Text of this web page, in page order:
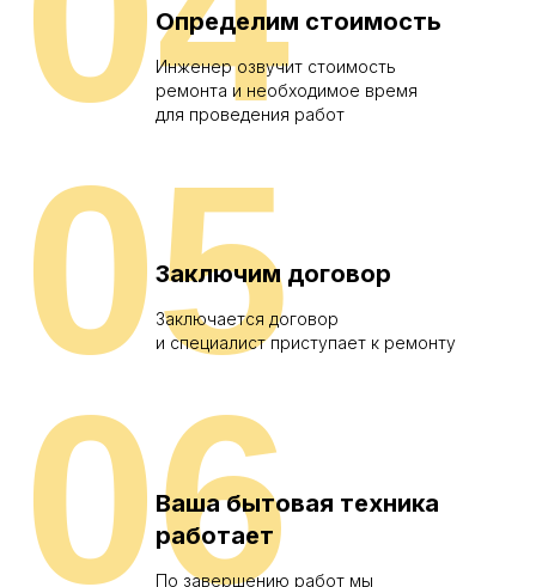
Определим стоимость
Инженер озвучит стоимость
ремонта и необходимое время
для проведения работ
Заключим договор
Заключается договор
и специалист приступает к ремонту
05
Ваша бытовая техника
работает
По завершению работ мы
06